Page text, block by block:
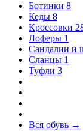
Ботинки 8
Кеды 8
Кроссовки
Лоферы 1
Сандалии и
Сланцы 1
Туфли 3
Вся обувь →